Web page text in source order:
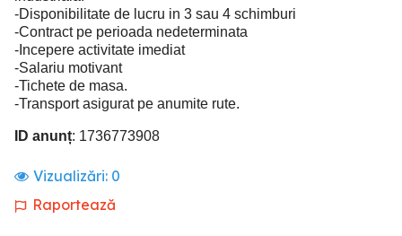
-Disponibilitate de lucru in 3 sau 4 schimburi
-Contract pe perioada nedeterminata
-Incepere activitate imediat
-Salariu motivant
-Tichete de masa.
-Transport asigurat pe anumite rute.
ID anunț: 1736773908
Vizualizări: 0
Raportează